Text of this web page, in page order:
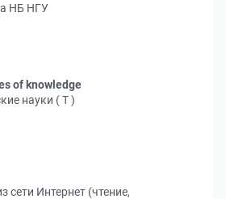
НБ НГУ
of knowledge
науки ( Т )
сети Интернет (чтение,